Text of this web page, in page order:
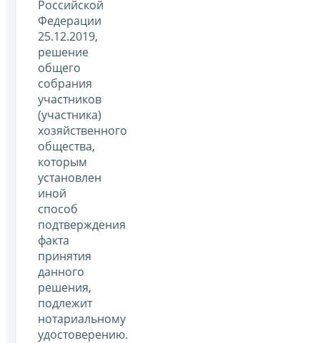
Российской
Федерации
25.12.2019,
решение
общего
собрания
участников
(участника)
хозяйственного
общества,
которым
установлен
иной
способ
подтверждения
факта
принятия
данного
решения,
подлежит
нотариальному
удостоверению.